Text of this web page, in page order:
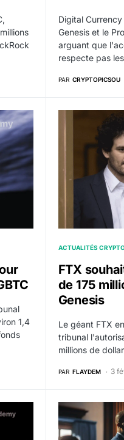
Digital
Genesis et le
arguant que
respecte pas
PAR CRYPTOPICSOU
$1,4 milliard d’actions
1,4
FTX
ACTUALITÉS
FTX
de 175
Genesis
Le géant FTX
tribunal
millions de
PAR FLAYDEM 3
que la société sera en
3AC :